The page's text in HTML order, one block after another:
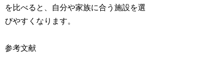
を比べると、自分や家族に合う施設を選
びやすくなります。
参考文献